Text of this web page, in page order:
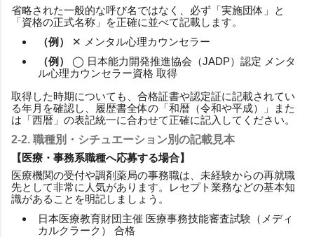
省略された一般的な呼び名ではなく、必ず「実施団体」と
「資格の正式名称」を正確に並べて記載します。
（例）
✕ メンタル心理カウンセラー
（例）
◯ 日本能力開発推進協会（JADP）認定 メンタ
ル心理カウンセラー資格 取得
取得した時期についても、合格証書や認定証に記載されてい
る年月を確認し、履歴書全体の「和暦（令和や平成）」また
は「西暦」の表記統一に合わせて正確に記入してください。
2-2. 職種別・シチュエーション別の記載見本
【医療・事務系職種へ応募する場合】
医療機関の受付や調剤薬局の事務職は、未経験からの再就職
先として非常に人気があります。レセプト業務などの基本知
識があることを明記しましょう。
日本医療教育財団主催 医療事務技能審査試験（メディ
カルクラーク） 合格